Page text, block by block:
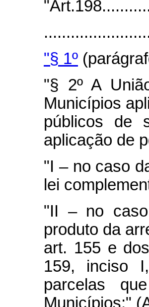
"§ 1º
"§ 2º A
Municípios
públicos de
aplicação de
"I – no caso
lei
"II – no
produto da
art. 155 e
159, inciso
parcelas
Municípios;"